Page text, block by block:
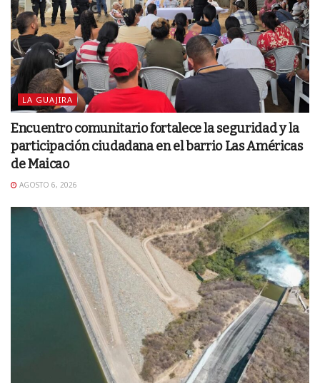
LA GUAJIRA
Encuentro comunitario fortalece la seguridad y la
participación ciudadana en el barrio Las Américas
de Maicao
AGOSTO 6, 2026